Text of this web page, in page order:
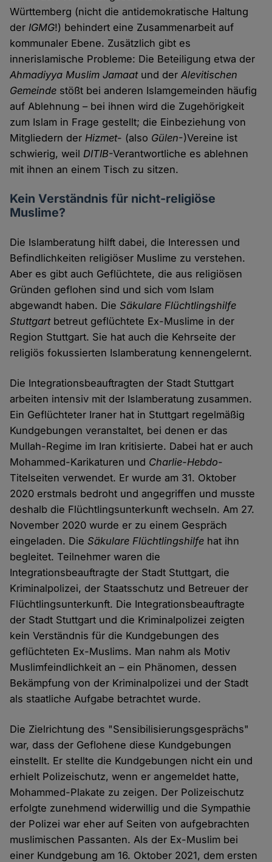
Württemberg (nicht die antidemokratische Haltung
der IGMG!) behindert eine Zusammenarbeit auf
kommunaler Ebene. Zusätzlich gibt es
innerislamische Probleme: Die Beteiligung etwa der
Ahmadiyya Muslim Jamaat und derAlevitischen
Gemeinde stößt bei anderen Islamgemeinden häufig
auf Ablehnung – bei ihnen wird die Zugehörigkeit
zum Islam in Frage gestellt; die Einbeziehung von
Mitgliedern der Hizmet- (also Gülen-)Vereine ist
schwierig, weil DITIB-Verantwortliche es ablehnen
mit ihnen an einem Tisch zu sitzen.
Kein Verständnis für nicht-religiöse
Muslime?
Die Islamberatung hilft dabei, die Interessen und
Befindlichkeiten religiöser Muslime zu verstehen.
Aber es gibt auch Geflüchtete, die aus religiösen
Gründen geflohen sind und sich vom Islam
abgewandt haben. DieSäkulare Flüchtlingshilfe
Stuttgartbetreut geflüchtete Ex-Muslime in der
Region Stuttgart. Sie hat auch die Kehrseite der
religiös fokussierten Islamberatung kennengelernt.
Die Integrationsbeauftragten der Stadt Stuttgart
arbeiten intensiv mit der Islamberatung zusammen.
Ein Geflüchteter Iraner hat in Stuttgart regelmäßig
Kundgebungen veranstaltet, bei denen er das
Mullah-Regime im Iran kritisierte. Dabei hat er auch
Mohammed-Karikaturen und Charlie-Hebdo-
Titelseiten verwendet. Er wurde am 31. Oktober
2020 erstmals bedroht und angegriffen und musste
deshalb die Flüchtlingsunterkunft wechseln. Am 27.
November 2020 wurde er zu einem Gespräch
eingeladen. DieSäkulare Flüchtlingshilfe hat ihn
begleitet. Teilnehmer waren die
Integrationsbeauftragte der Stadt Stuttgart, die
Kriminalpolizei, der Staatsschutz und Betreuer der
Flüchtlingsunterkunft. Die Integrationsbeauftragte
der Stadt Stuttgart und die Kriminalpolizei zeigten
kein Verständnis für die Kundgebungen des
geflüchteten Ex-Muslims. Man nahm als Motiv
Muslimfeindlichkeit an – ein Phänomen, dessen
Bekämpfung von der Kriminalpolizei und der Stadt
als staatliche Aufgabe betrachtet wurde.
Die Zielrichtung des "Sensibilisierungsgesprächs"
war, dass der Geflohene diese Kundgebungen
einstellt. Er stellte die Kundgebungen nicht ein und
erhielt Polizeischutz, wenn er angemeldet hatte,
Mohammed-Plakate zu zeigen. Der Polizeischutz
erfolgte zunehmend widerwillig und die Sympathie
der Polizei war eher auf Seiten von aufgebrachten
muslimischen Passanten. Als der Ex-Muslim bei
einer Kundgebung am 16. Oktober 2021, dem ersten